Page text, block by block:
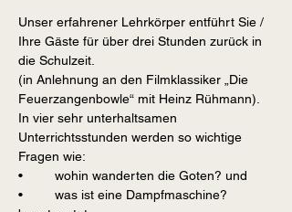
Unser erfahrener Lehrkörper entführt Sie /
Ihre Gäste für über drei Stunden zurück in
(in Anlehnung an den Filmklassiker „Die
In vier sehr unterhaltsamen
Unterrichtsstunden werden so wichtige
•	was ist eine Dampfmaschine?